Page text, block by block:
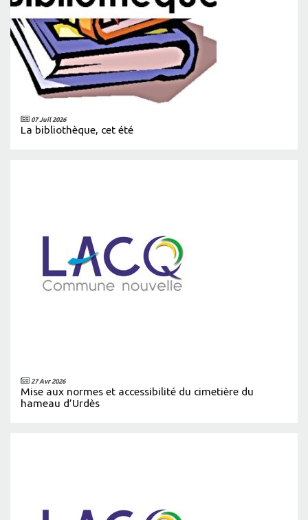
07 Juil 2026
La bibliothèque, cet été
27 Avr 2026
Mise aux normes et accessibilité du cimetière du
hameau d’Urdès